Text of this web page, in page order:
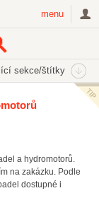
menu
sekce/štítky
a hydromotorů.
na zakázku. Podle
dostupné i